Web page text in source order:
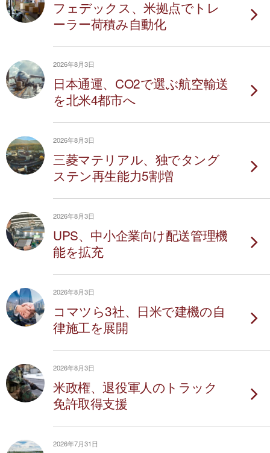
フェデックス、米拠点でトレ
ーラー荷積み自動化
2026年8月3日
日本通運、CO2で選ぶ航空輸送
を北米4都市へ
2026年8月3日
三菱マテリアル、独でタング
ステン再生能力5割増
2026年8月3日
UPS、中小企業向け配送管理機
能を拡充
2026年8月3日
コマツら3社、日米で建機の自
律施工を展開
2026年8月3日
米政権、退役軍人のトラック
免許取得支援
2026年7月31日